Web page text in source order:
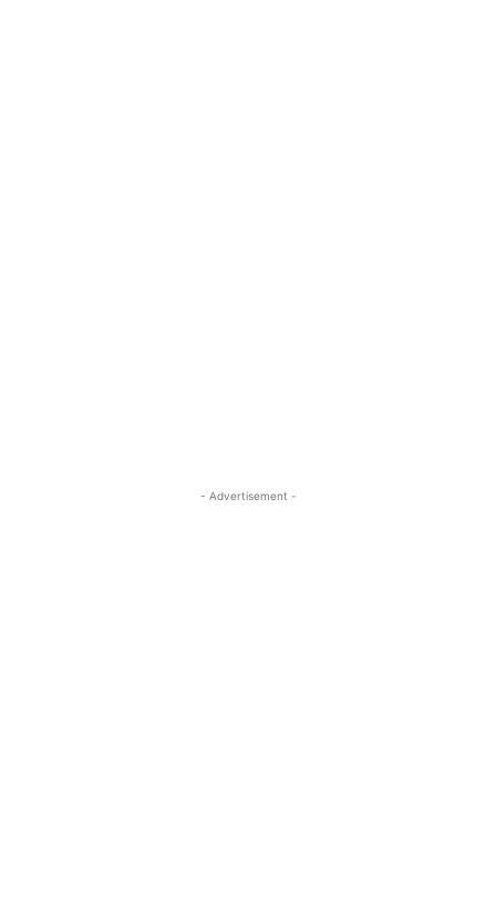
- Advertisement -